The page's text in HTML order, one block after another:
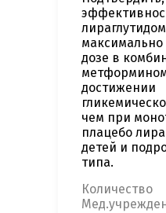
дозе в
достижении
чем при
плацебо
детей и
типа.
Количество